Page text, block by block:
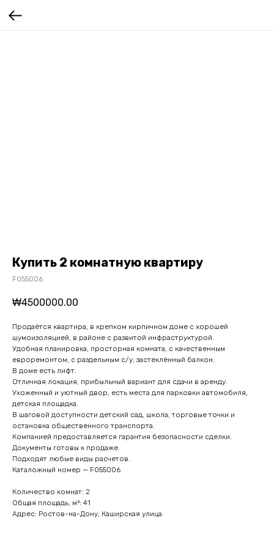
Купить 2 комнатную квартиру
F055006
₩4500000.00
Продаётся квартира, в крепком кирпичном доме с хорошей
шумоизоляцией, в районе с развитой инфраструктурой.
Удобная планировка, просторная комната, с качественным
евроремонтом, с раздельным с/у, застеклённый балкон.
В доме есть лифт.
Отличная локация, прибыльный вариант для сдачи в аренду.
Ухоженный и уютный двор, есть места для парковки автомобиля,
детская площадка.
В шаговой доступности детский сад, школа, торговые точки и
остановка общественного транспорта.
Компанией предоставляется гарантия безопасности сделки.
Документы готовы к продаже.
Подходят любые виды расчетов.
Каталожный номер — F055006
Количество комнат: 2
Общая площадь, м²: 41
Адрес: Ростов-на-Дону, Каширская улица